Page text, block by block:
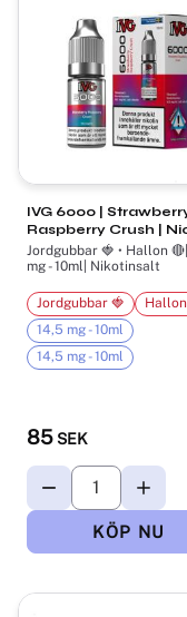
IVG 6000 |
Raspberry Crush |
Jordgubbar 🍓 • Hallon 🔴| 14,5
mg - 10ml| Nikotinsalt
85 SEK
Jordgubbar 🍓
14,5 mg - 10ml
14,5 mg - 10ml